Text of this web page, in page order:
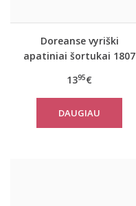
Doreanse vyriški
apatiniai šortukai 1807
1395€
DAUGIAU